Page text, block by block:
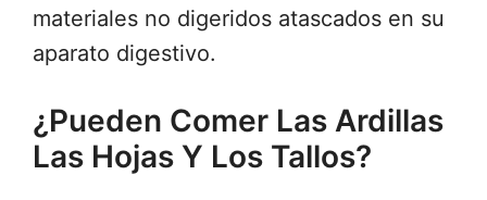
materiales no digeridos atascados en su
aparato digestivo.
¿Pueden Comer Las Ardillas
Las Hojas Y Los Tallos?